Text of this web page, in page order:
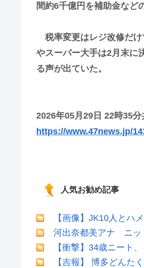
間約6千億円を補助金など
税率変更はレジ改修だけ
やスーパー大手は2月末に
る声が出ていた。
2026年05月29日 22時35分
https://www.47news.jp/
人気お勧め記事
【画像】JK10人とハ
河出奈都美アナ ニッ
【衝撃】34歳ニート
【吉報】 博多どんた